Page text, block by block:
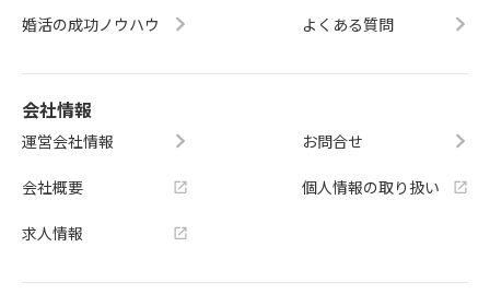
婚活の成功ノウハウ よくある質問
会社情報
運営会社情報
会社概要
求人情報
お問合せ
個人情報の取り扱い